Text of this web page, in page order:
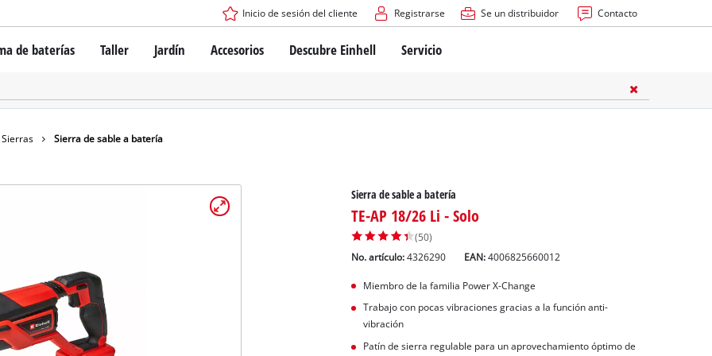
Inicio de sesión del cliente Registrarse Se un distribuidor Contacto
de baterías
de batería Power X-Change
eléctricas PROFESSIONAL
de jardín PROFESSIONAL
Taller
Destornillador inalámbrico
Rotomartillos
Sierras de mesa
Compresoras de aire
Otras máquinas
Jardín Accesorios Descubre Einhell Servicio
Sierras Sierra de sable a batería
Sierra de sable a batería
TE-AP 18/26 Li - Solo
(50)
No. artículo: 4326290 EAN:4006825660012
Miembro de la familia Power X-Change
Trabajo con pocas vibraciones gracias a la función anti-
vibración
Patín de sierra regulable para un aprovechamiento óptimo de